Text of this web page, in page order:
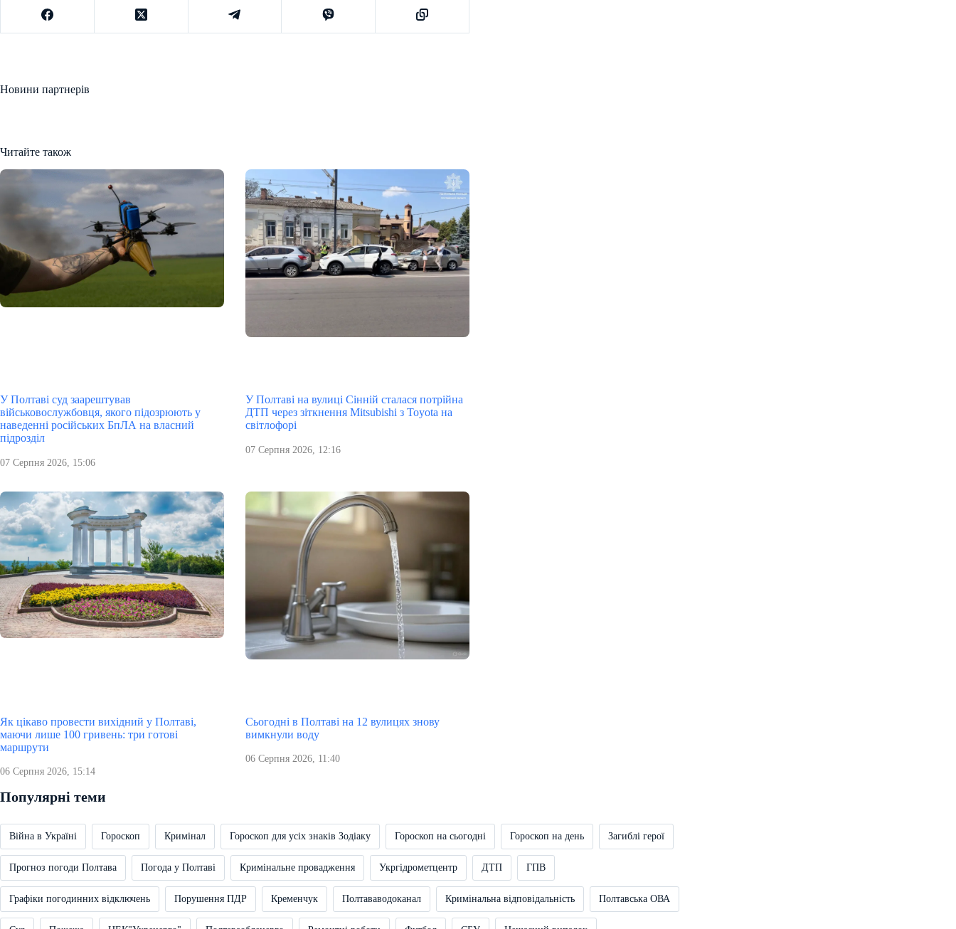
Новини партнерів
Читайте також
У Полтаві суд заарештував
військовослужбовця, якого підозрюють у
наведенні російських БпЛА на власний
підрозділ
07 Серпня 2026, 15:06
У Полтаві на вулиці Сінній сталася потрійна
ДТП через зіткнення Mitsubishi з Toyota на
світлофорі
07 Серпня 2026, 12:16
Як цікаво провести вихідний у Полтаві,
маючи лише 100 гривень: три готові
маршрути
06 Серпня 2026, 15:14
Сьогодні в Полтаві на 12 вулицях знову
вимкнули воду
06 Серпня 2026, 11:40
Популярні теми
Війна в Україні Гороскоп Кримінал Гороскоп для усіх знаків Зодіаку Гороскоп на сьогодні Гороскоп на день Загиблі герої
Прогноз погоди Полтава Погода у Полтаві Кримінальне провадження Укргідрометцентр ДТП ГПВ
Графіки погодинних відключень Порушення ПДР Кременчук Полтававодоканал Кримінальна відповідальність Полтавська ОВА